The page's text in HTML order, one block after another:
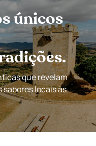
únicos
que revelam
sabores locais às